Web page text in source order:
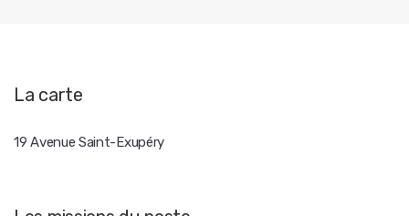
La carte
19 Avenue Saint-Exupéry